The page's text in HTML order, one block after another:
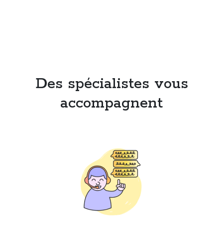
Des spécialistes vous
accompagnent